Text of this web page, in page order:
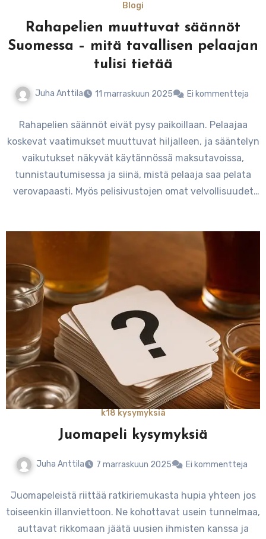
Blogi
Rahapelien muuttuvat säännöt
Suomessa – mitä tavallisen pelaajan
tulisi tietää
Juha Anttila 11 marraskuun 2025 Ei kommentteja
Rahapelien säännöt eivät pysy paikoillaan. Pelaajaa
koskevat vaatimukset muuttuvat hiljalleen, ja sääntelyn
vaikutukset näkyvät käytännössä maksutavoissa,
tunnistautumisessa ja siinä, mistä pelaaja saa pelata
verovapaasti. Myös pelisivustojen omat velvollisuudet
k18 kysymyksiä
Juomapeli kysymyksiä
Juha Anttila 7 marraskuun 2025 Ei kommentteja
Juomapeleistä riittää ratkiriemukasta hupia yhteen jos
toiseenkin illanviettoon. Ne kohottavat usein tunnelmaa,
auttavat rikkomaan jäätä uusien ihmisten kanssa ja